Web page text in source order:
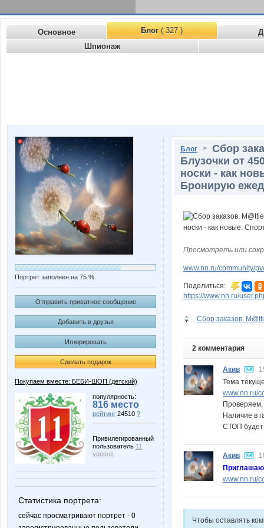
Основное Блог( 327 )
Шпионаж
Портрет заполнен на 75 %
Отправить приватное сообщение
Добавить в друзья
Игнорировать
Сделать подарок
Покупаем вместе: БЕБИ-ШОП (детский)
популярность:
816 место
рейтинг 24510 ?
Привилегированный
пользователь 11
уровня
Статистика портрета:
сейчас просматривают портрет - 0
Блог > Сбор
Блузочки от
носки - как
Бронирую
Просмотреть или
www.nn.ru/community/
Поделиться:
https://www.nn.ru/
Сбор заказов.
2 комментария
Акив
Тема
www.nn.ru/
Проверяем,
Наличие в
СТОП будет
Акив
Приглашаю
www.nn.ru/
Чтобы оставлять